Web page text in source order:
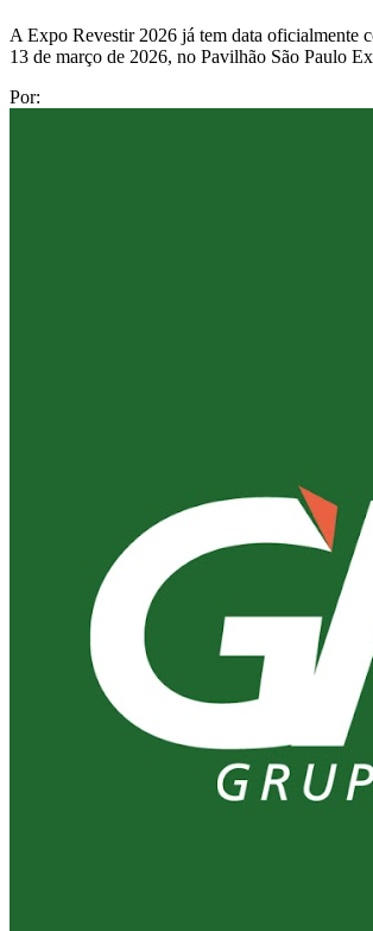
A Expo Revestir 2026 já tem data oficialmente
13 de março de 2026, no Pavilhão São Paulo
Por: